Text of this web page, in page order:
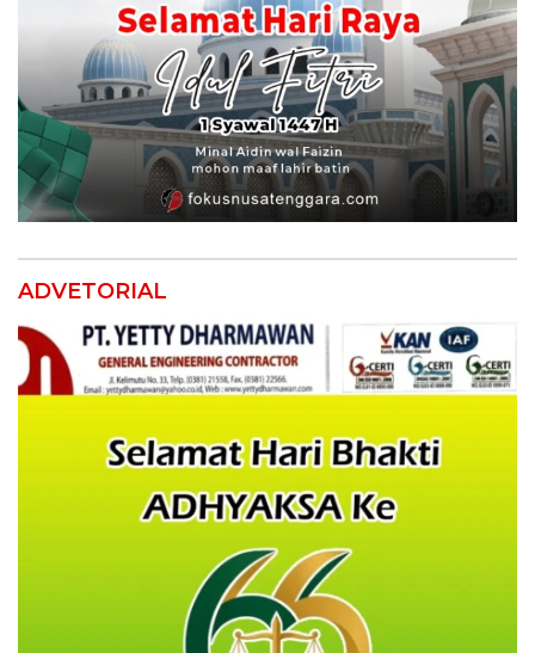
ADVETORIAL